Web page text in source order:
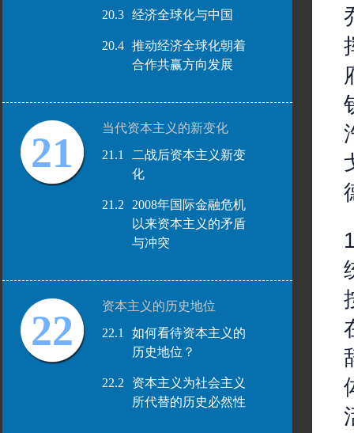
20.3 经济全球化与中国
20.4
推动经济全球化朝着
合作共赢方向发展
21
当代资本主义的新变化
21.1
二战后资本主义新变
化
21.2
2008年国际金融危机
以来资本主义的矛盾
与冲突
22
资本主义的历史地位
22.1
如何看待资本主义的
历史地位？
22.2
资本主义为社会主义
所代替的历史必然性